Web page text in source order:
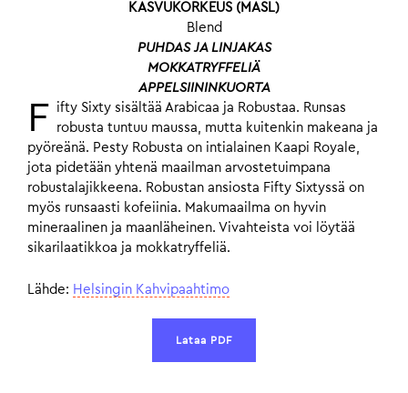
KASVUKORKEUS (MASL)
Blend
PUHDAS JA LINJAKAS
MOKKATRYFFELIÄ
APPELSIININKUORTA
F ifty Sixty sisältää Arabicaa ja Robustaa. Runsas
robusta tuntuu maussa, mutta kuitenkin makeana ja
pyöreänä. Pesty Robusta on intialainen Kaapi Royale,
jota pidetään yhtenä maailman arvostetuimpana
robustalajikkeena. Robustan ansiosta Fifty Sixtyssä on
myös runsaasti kofeiinia. Makumaailma on hyvin
mineraalinen ja maanläheinen. Vivahteista voi löytää
sikarilaatikkoa ja mokkatryffeliä.
Lähde: Helsingin Kahvipaahtimo
Lataa PDF